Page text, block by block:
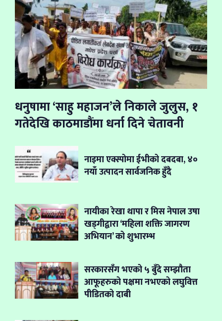
धनुषामा ‘साहु महाजन’ले निकाले जुलुस, १
गतेदेखि काठमाडौंमा धर्ना दिने चेतावनी
नाइमा एक्स्पोमा ईभीको दबदबा, ४०
नयाँ उत्पादन सार्वजनिक हुँदै
नायीका रेखा थापा र मिस नेपाल उषा
खड्गीद्वारा ‘महिला शक्ति जागरण
अभियान’ को शुभारम्भ
सरकारसँग भएको ५ बुँदे सम्झौता
आफूहरुको पक्षमा नभएको लघुवित्त
पीडितको दाबी